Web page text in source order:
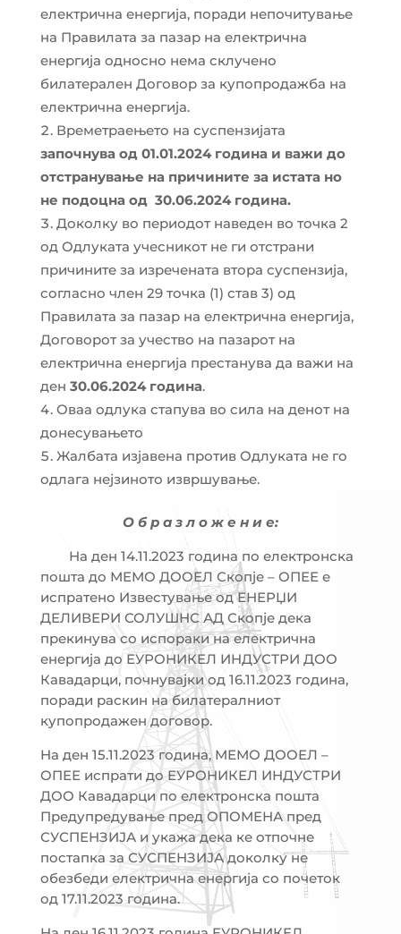
електрична енергија, поради непочитување
на Правилата за пазар на електрична
енергија односно нема склучено
билатерален Договор за купопродажба на
електрична енергија.
Времетраењето на суспензијата
започнува од 01.01.2024година и важи до
отстранување на причините за истата но
не подоцна од 30.06.2024година.
Доколку во периодот наведен во точка 2
од Одлуката учесникот не ги отстрани
причините за изречената втора суспензија,
согласно член 29 точка (1) став 3) од
Правилата за пазар на електрична енергија,
Договорот за учество на пазарот на
електрична енергија престанува да важи на
ден 30.06.2024 година.
Оваа одлука стапува во сила на денот на
донесувањето
Жалбата изјавена против Одлуката не го
одлага нејзиното извршување.
О б р а з л о ж е н и е:
На ден 14.11.2023 година по електронска
пошта до МЕМО ДООЕЛ Скопје – ОПЕЕ е
испратено Известување од ЕНЕРЏИ
ДЕЛИВЕРИ СОЛУШНС АД Скопје дека
прекинува со испораки на електрична
енергија до ЕУРОНИКЕЛ ИНДУСТРИ ДОО
Кавадарци, почнувајки од 16.11.2023 година,
поради раскин на билатералниот
купопродажен договор.
На ден 15.11.2023 година, МЕМО ДООЕЛ –
ОПЕЕ испрати до ЕУРОНИКЕЛ ИНДУСТРИ
ДОО Кавадарци по електронска пошта
Предупредување пред ОПОМЕНА пред
СУСПЕНЗИЈА и укажа дека ке отпочне
постапка за СУСПЕНЗИЈА доколку не
обезбеди електрична енергија со почеток
од 17.11.2023 година.